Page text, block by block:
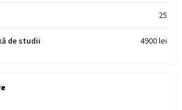
25
de studii 4900 lei